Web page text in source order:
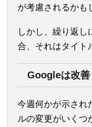
が考慮されるかも
しかし、繰り返
合、それはタイト
Googleは改善
今週何かが示され
ルの変更がいくつ